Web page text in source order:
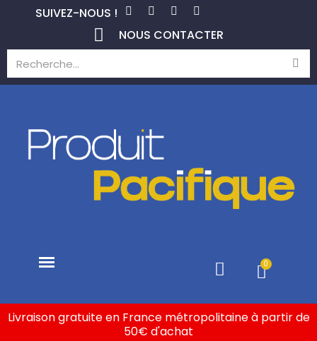
SUIVEZ-NOUS !
NOUS CONTACTER
Livraison gratuite en France métropolitaine à partir de
50€ d'achat